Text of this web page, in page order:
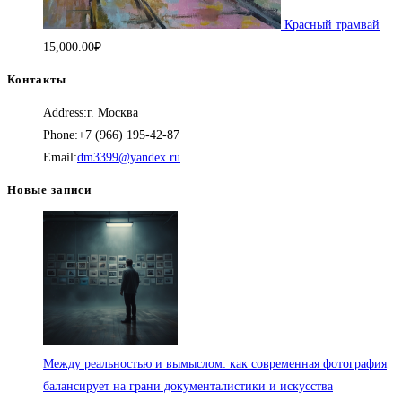
Красный трамвай
15,000.00₽
Контакты
Address:г. Москва
Phone:+7 (966) 195-42-87
Email:dm3399@yandex.ru
Новые записи
Между реальностью и вымыслом: как современная фотография
балансирует на грани документалистики и искусства